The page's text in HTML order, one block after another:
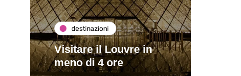
destinazioni
Visitare il Louvre in
meno di 4 ore